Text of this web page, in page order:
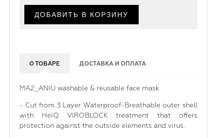
О ТОВАРЕ ДОСТАВКА И ОПЛАТА
MA2_ANIU washable & reusable face mask
- Cut from 3 Layer Waterproof-Breathable outer shell
with HeiQ VIROBLOCK treatment that offers
protection against the outside elements and virus.